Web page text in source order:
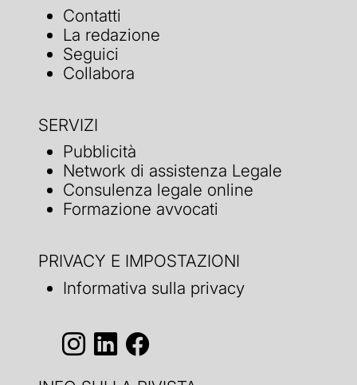
Contatti
La redazione
Seguici
Collabora
SERVIZI
Pubblicità
Network di assistenza Legale
Consulenza legale online
Formazione avvocati
PRIVACY E IMPOSTAZIONI
Informativa sulla privacy